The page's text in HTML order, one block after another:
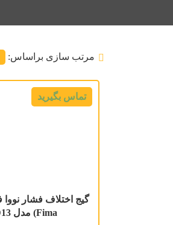
مرتب سازی براساس:
تماس بگیرید
Fima) مدل MD13